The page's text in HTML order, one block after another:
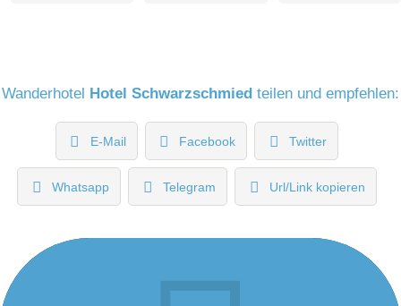
Wanderhotel Hotel Schwarzschmied teilen und empfehlen:
E-Mail Facebook Twitter
Whatsapp Telegram Url/Link kopieren